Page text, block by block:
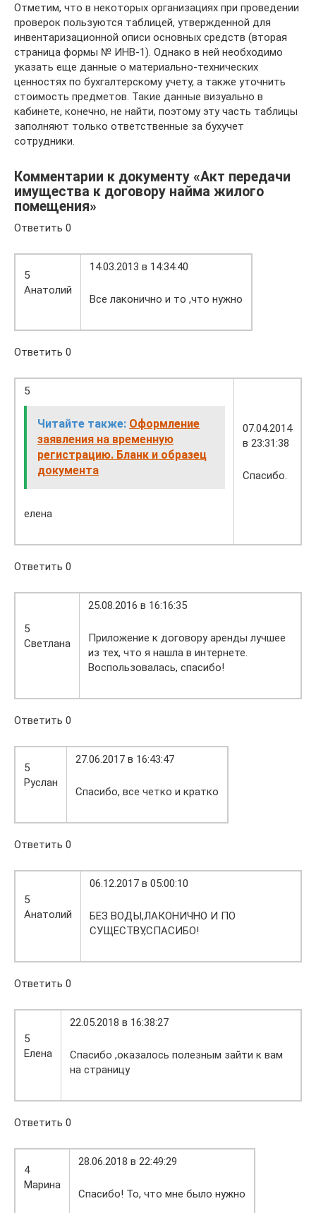
Отметим, что в некоторых организациях при проведении
проверок пользуются таблицей, утвержденной для
инвентаризационной описи основных средств (вторая
страница формы № ИНВ-1). Однако в ней необходимо
указать еще данные о материально-технических
ценностях по бухгалтерскому учету, а также уточнить
стоимость предметов. Такие данные визуально в
кабинете, конечно, не найти, поэтому эту часть таблицы
заполняют только ответственные за бухучет
сотрудники.
Комментарии к документу «Акт передачи
имущества к договору найма жилого
помещения»
Ответить 0
5
Анатолий
14.03.2013 в 14:34:40
Все лаконично и то ,что нужно
Ответить 0
5
Читайте также: Оформление
заявления на временную
регистрацию. Бланк и образец
документа
елена
07.04.2014
в 23:31:38
Спасибо.
Ответить 0
5
Светлана
25.08.2016 в 16:16:35
Приложение к договору аренды лучшее
из тех, что я нашла в интернете.
Воспользовалась, спасибо!
Ответить 0
5
Руслан
27.06.2017 в 16:43:47
Спасибо, все четко и кратко
Ответить 0
5
Анатолий
06.12.2017 в 05:00:10
БЕЗ ВОДЫ,ЛАКОНИЧНО И ПО
СУЩЕСТВУ,СПАСИБО!
Ответить 0
5
Елена
22.05.2018 в 16:38:27
Спасибо ,оказалось полезным зайти к вам
на страницу
Ответить 0
4
Марина
28.06.2018 в 22:49:29
Спасибо! То, что мне было нужно